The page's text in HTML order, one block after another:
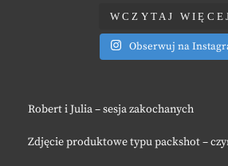
WCZYTAJ
Obserwuj na
Robert i Julia – sesja zakochanych
Zdjęcie produktowe typu packshot –